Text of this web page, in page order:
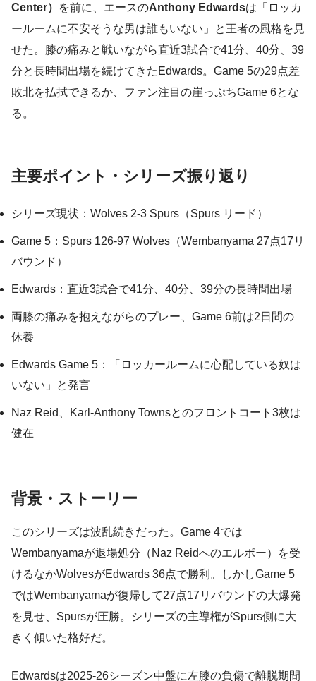
Center）
を前に、エースのAnthony Edwardsは「ロッカ
ールームに不安そうな男は誰もいない」と王者の風格を見
せた。膝の痛みと戦いながら直近3試合で41分、40分、39
分と長時間出場を続けてきたEdwards。Game 5の29点差
敗北を払拭できるか、ファン注目の崖っぷちGame 6とな
る。
主要ポイント・シリーズ振り返り
シリーズ現状：Wolves 2-3 Spurs（Spurs リード）
Game 5：Spurs 126-97 Wolves（Wembanyama 27点17リ
バウンド）
Edwards：直近3試合で41分、40分、39分の長時間出場
両膝の痛みを抱えながらのプレー、Game 6前は2日間の
休養
Edwards Game 5：「ロッカールームに心配している奴は
いない」と発言
Naz Reid、Karl-Anthony Townsとのフロントコート3枚は
健在
背景・ストーリー
このシリーズは波乱続きだった。Game 4では
Wembanyamaが退場処分（Naz Reidへのエルボー）を受
けるなかWolvesがEdwards 36点で勝利。しかしGame 5
ではWembanyamaが復帰して27点17リバウンドの大爆発
を見せ、Spursが圧勝。シリーズの主導権がSpurs側に大
きく傾いた格好だ。
Edwardsは2025-26シーズン中盤に左膝の負傷で離脱期間